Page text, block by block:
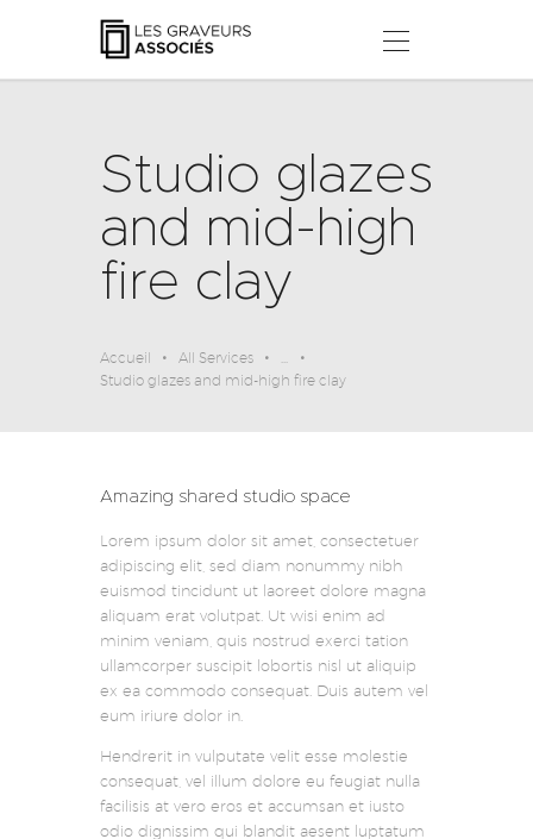
Studio glazes
and mid-high
fire clay
Accueil All Services
...
Studio glazes and mid-high fire clay
LES GRAVEURS ASSOCIÉS
ACCUEIL
À PROPOS
STAGES & ATELIERS
NOS COLLECTIONS
ACTUALITÉS
Amazing shared studio space
Lorem ipsum dolor sit amet, consectetuer
adipiscing elit, sed diam nonummy nibh
euismod tincidunt ut laoreet dolore magna
aliquam erat volutpat. Ut wisi enim ad
minim veniam, quis nostrud exerci tation
ullamcorper suscipit lobortis nisl ut aliquip
ex ea commodo consequat. Duis autem vel
eum iriure dolor in.
Hendrerit in vulputate velit esse molestie
consequat, vel illum dolore eu feugiat nulla
facilisis at vero eros et accumsan et iusto
odio dignissim qui blandit aesent luptatum